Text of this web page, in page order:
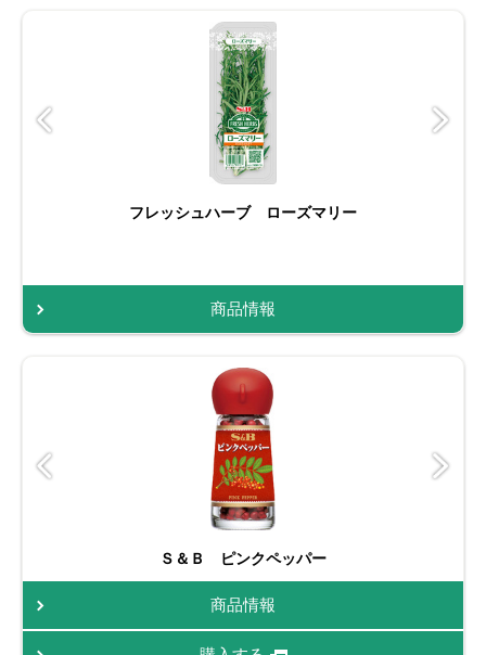
フレッシュハーブ ローズマリー
商品情報
Ｓ＆Ｂ ピンクペッパー
商品情報